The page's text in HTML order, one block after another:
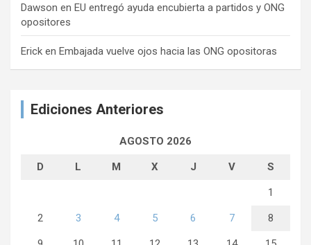
Dawson en EU entregó ayuda encubierta a partidos y ONG
opositores
Erick en Embajada vuelve ojos hacia las ONG opositoras
Ediciones Anteriores
AGOSTO 2026
D L M X J V S
1
2 3 4 5 6 7 8